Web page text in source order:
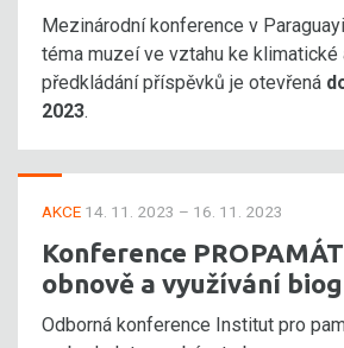
Mezinárodní konference v
téma muzeí ve vztahu ke klimatické
předkládání příspěvků je otevřená
2023.
AKCE 14. 11. 2023 – 16. 11. 2023
Konference
obnově a využívání
Odborná konference Institut pro